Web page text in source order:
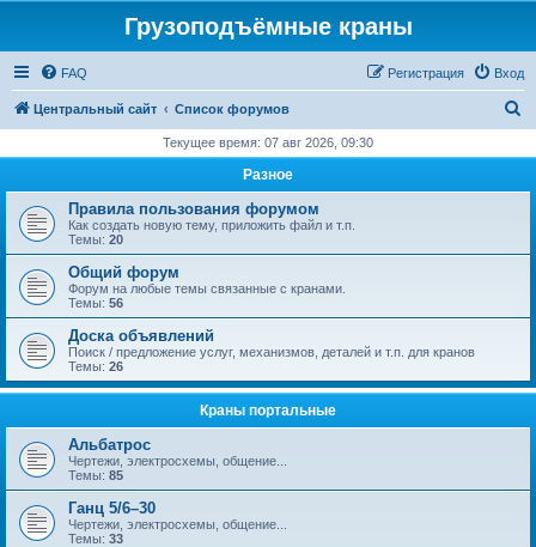
Грузоподъёмные краны
FAQ Вход
Регистрация
Центральный сайт Список форумов
с
Текущее время: 07 авг 2026, 09:30
Разное
Правила пользования форумом
Как создать новую тему, приложить файл и т.п.
Темы: 20
Общий форум
Форум на любые темы связанные с кранами.
Темы: 56
Доска объявлений
Поиск / предложение услуг, механизмов, деталей и т.п. для кранов
Темы: 26
Краны портальные
Альбатрос
Чертежи, электросхемы, общение...
Темы: 85
Ганц 5/6–30
Чертежи, электросхемы, общение...
Темы: 33